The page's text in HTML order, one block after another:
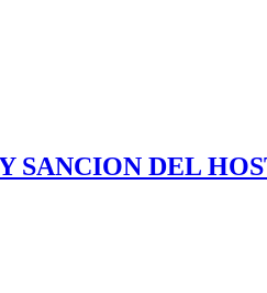
SANCION DEL